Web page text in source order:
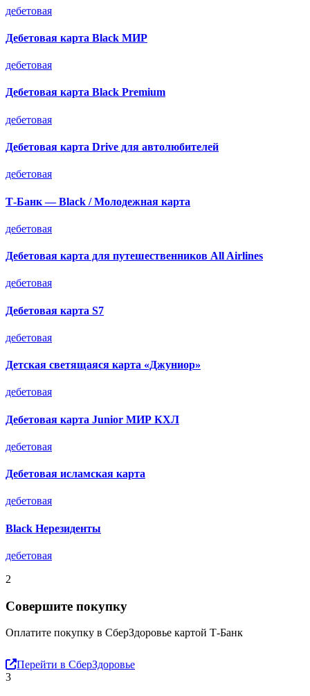
дебетовая
Дебетовая карта Black МИР
дебетовая
Дебетовая карта Black Premium
дебетовая
Дебетовая карта Drive для автолюбителей
дебетовая
Т-Банк — Black / Молодежная карта
дебетовая
Дебетовая карта для путешественников All Airlines
дебетовая
Дебетовая карта S7
дебетовая
Детская светящаяся карта «Джуниор»
дебетовая
Дебетовая карта Junior МИР КХЛ
дебетовая
Дебетовая исламская карта
дебетовая
Black Нерезиденты
дебетовая
2
Совершите покупку
Оплатите покупку в СберЗдоровье картой Т-Банк
Перейти в СберЗдоровье
3